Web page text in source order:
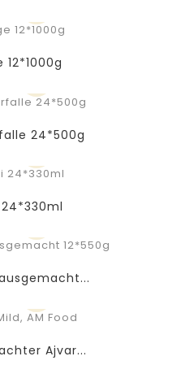
12*1000g
24*500g
Ajvar...